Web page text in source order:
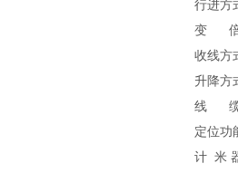
行进方
变 倍
收线方
升降方
线 缆
定位功
计 米